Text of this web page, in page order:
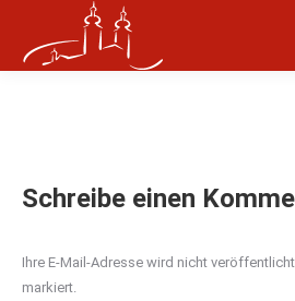
Schreibe einen
Ihre E-Mail-Adresse wird nicht
markiert.